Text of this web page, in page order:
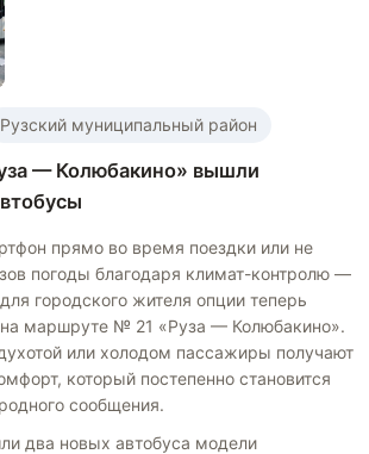
Рузский муниципальный район
— Колюбакино» вышли
прямо во время поездки или не
погоды благодаря климат-контролю —
городского жителя опции теперь
маршруте № 21 «Руза — Колюбакино».
или холодом пассажиры получают
который постепенно становится
сообщения.
два новых автобуса модели